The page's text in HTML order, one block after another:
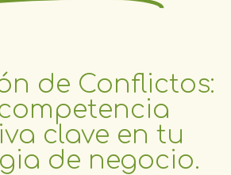
de Conflictos:
clave en tu
de negocio.